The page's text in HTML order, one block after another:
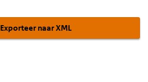
Exporteer naar XML